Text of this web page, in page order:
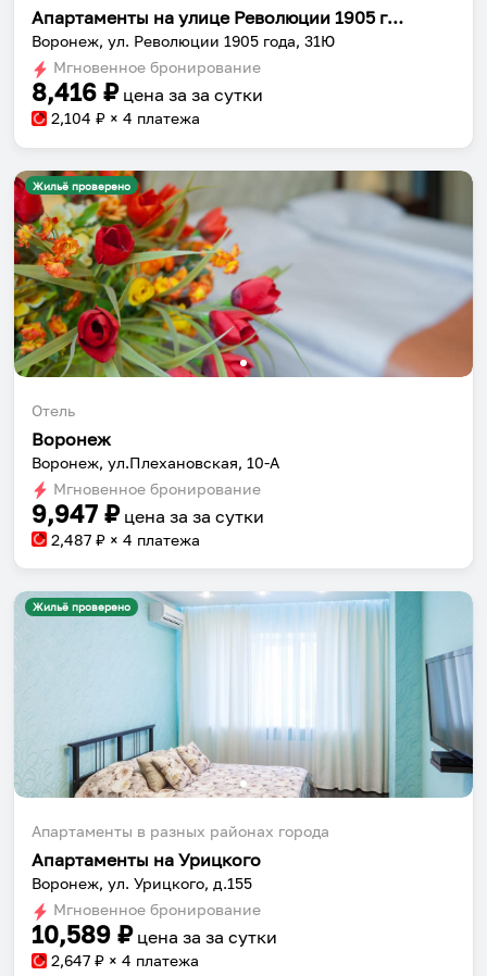
Апартаменты на улице Революции 1905 года 31Ю
Воронеж, ул. Революции 1905 года, 31Ю
Мгновенное бронирование
8,416 ₽ цена за за сутки
2,104 ₽ × 4 платежа
Жильё проверено
Отель
Воронеж
Воронеж, ул.Плехановская, 10-А
Мгновенное бронирование
9,947 ₽ цена за за сутки
2,487 ₽ × 4 платежа
Жильё проверено
Апартаменты в разных районах города
Апартаменты на Урицкого
Воронеж, ул. Урицкого, д.155
Мгновенное бронирование
10,589 ₽ цена за за сутки
2,647 ₽ × 4 платежа
Собери путешествие без сложностей
Сохраняй места, повторяй маршруты, находи
приложении.
Установить приложение